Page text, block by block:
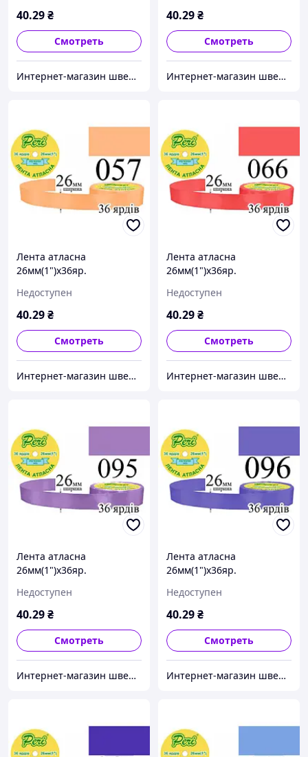
40.29₴
Смотреть
Интернет-магазин швейной фурнитуры и тканей "Веста-Текстиль"
40.29₴
Смотреть
Интернет-магазин швейной фурнитуры и тканей "Веста-Текстиль"
Лента атласна
26мм(1")х36яр.
(057)
Недоступен
40.29₴
Смотреть
Интернет-магазин швейной фурнитуры и тканей "Веста-Текстиль"
Лента атласна
26мм(1")х36яр.
(066)
Недоступен
40.29₴
Смотреть
Интернет-магазин швейной фурнитуры и тканей "Веста-Текстиль"
Лента атласна
26мм(1")х36яр.
(095)
Недоступен
40.29₴
Смотреть
Интернет-магазин швейной фурнитуры и тканей "Веста-Текстиль"
Лента атласна
26мм(1")х36яр.
(096)
Недоступен
40.29₴
Смотреть
Интернет-магазин швейной фурнитуры и тканей "Веста-Текстиль"